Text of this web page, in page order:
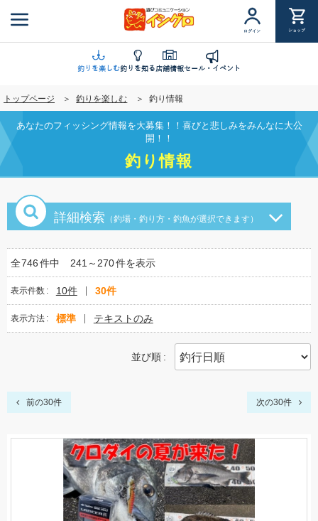
ン
に
移
動
ログイン ショップ
釣りを楽しむ釣りを知る店舗情報セール・イベント
トップページ 釣りを楽しむ 釣り情報
あなたのフィッシング情報を大募集！！喜びと悲しみをみんなに大公
開！！
釣り情報
詳細検索 （釣場・釣り方・釣魚が選択できます）
全746件中 241～270件を表示
表示件数 10件 30件
表示方法 標準 テキストのみ
並び順
前の30件 次の30件